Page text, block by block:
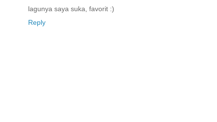
lagunya saya suka, favorit :)
Reply